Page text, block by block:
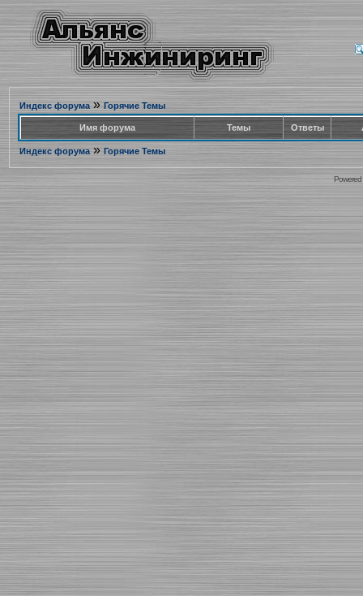
Индекс форума» Горячие Темы
Имя форума Темы Ответы
Индекс форума» Горячие Темы